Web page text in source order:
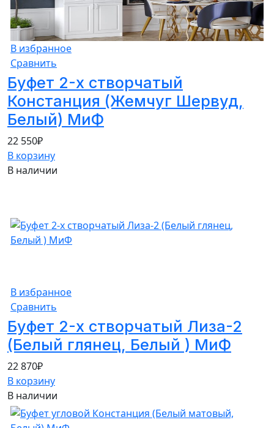
В избранное
Сравнить
Буфет 2-х створчатый
Констанция (Жемчуг Шервуд,
Белый) МиФ
22 550₽
В корзину
В наличии
В избранное
Сравнить
Буфет 2-х створчатый Лиза-2
(Белый глянец, Белый ) МиФ
22 870₽
В корзину
В наличии